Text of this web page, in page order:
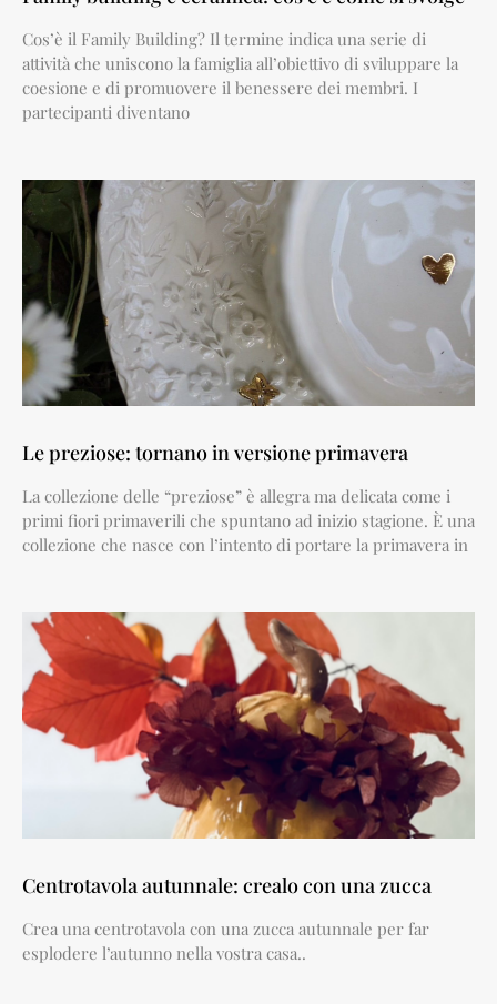
Cos’è il Family Building? Il termine indica una serie di
attività che uniscono la famiglia all’obiettivo di sviluppare la
coesione e di promuovere il benessere dei membri. I
partecipanti diventano
Le preziose: tornano in versione primavera
La collezione delle “preziose” è allegra ma delicata come i
primi fiori primaverili che spuntano ad inizio stagione. È una
collezione che nasce con l’intento di portare la primavera in
Centrotavola autunnale: crealo con una zucca
Crea una centrotavola con una zucca autunnale per far
esplodere l’autunno nella vostra casa..